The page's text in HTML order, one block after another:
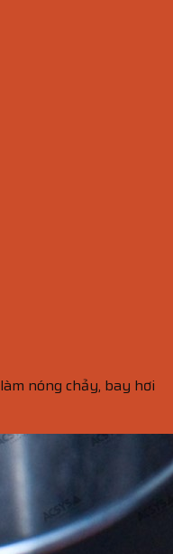
nóng chảy, bay hơi